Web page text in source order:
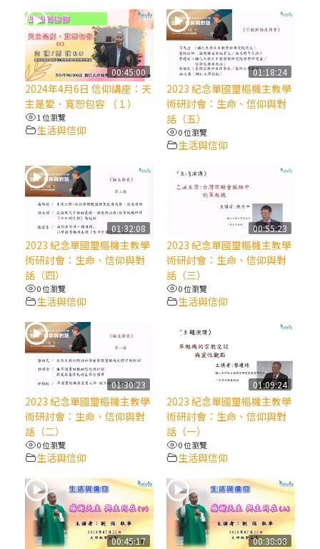
(2)黃敏正主教帶你做「四旬期避靜」—【逾
越的智慧】：七項齋戒的意義與益處
【信仰之旅】第九集：「如果你的痛苦比快
樂多」—歐義明神父 / 應芝莉老師
越的智慧】：聖方濟的靈修，「不占為己
有」
【信仰之旅】第八集：「耶穌為什麼降生到
人世」—高樂祈修女
2025/10/10【萬物讚頌頌歌 – 太陽與生態音
樂會】紀念聖方濟與已逝教宗方濟各（中）
2025/10/10【萬物讚頌頌歌 – 太陽與生態音
樂會】紀念聖方濟與已逝教宗方濟各（下）
2025/10/10【萬物讚頌頌歌 – 太陽與生態音
樂會】紀念聖方濟與已逝教宗方濟各（上）
(9完結)黃敏正主教帶你做【將臨期避靜】—
匝凱的「新生命」：利他與內化
(8)黃敏正主教帶你做【將臨期避靜】—耶穌
降生成人與人同在＝「厄瑪努爾」
00:45:00
2024年4月6日 信仰講座：天
主是愛．寬恕包容 （１）
1 位瀏覽
生活與信仰
01:18:24
2023 紀念單國璽樞機主教學
術研討會：生命、信仰與對
話（五）
0 位瀏覽
生活與信仰
01:32:08
2023 紀念單國璽樞機主教學
術研討會：生命、信仰與對
話（四）
0 位瀏覽
生活與信仰
00:55:23
2023 紀念單國璽樞機主教學
術研討會：生命、信仰與對
話（三）
0 位瀏覽
生活與信仰
01:30:23
2023 紀念單國璽樞機主教學
術研討會：生命、信仰與對
話（二）
0 位瀏覽
生活與信仰
01:09:24
2023 紀念單國璽樞機主教學
術研討會：生命、信仰與對
話（一）
0 位瀏覽
生活與信仰
00:45:17 00:38:08